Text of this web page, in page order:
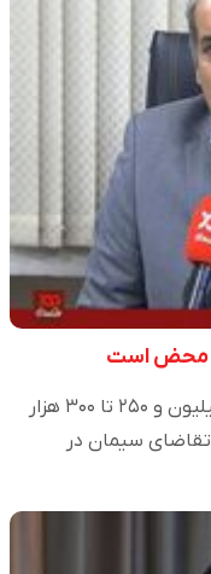
سیف الله امیری بیان کرد: هر هفته یک میلیون و ۲۵۰ تا ۳۰۰ هزار
سیمان در